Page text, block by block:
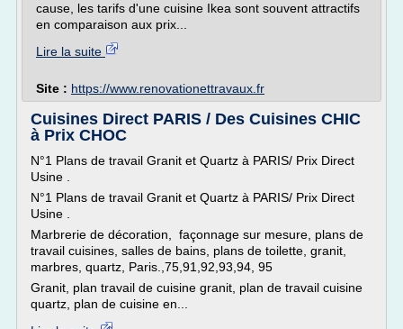
cause, les tarifs d'une cuisine Ikea sont souvent attractifs
en comparaison aux prix...
Lire la suite
Site : https://www.renovationettravaux.fr
Cuisines Direct PARIS / Des Cuisines CHIC
à Prix CHOC
N°1 Plans de travail Granit et Quartz à PARIS/ Prix Direct
Usine .
N°1 Plans de travail Granit et Quartz à PARIS/ Prix Direct
Usine .
Marbrerie de décoration, façonnage sur mesure, plans de
travail cuisines, salles de bains, plans de toilette, granit,
marbres, quartz, Paris.,75,91,92,93,94, 95
Granit, plan travail de cuisine granit, plan de travail cuisine
quartz, plan de cuisine en...